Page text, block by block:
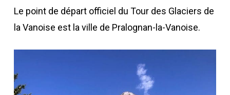
Le point de départ officiel du Tour des Glaciers de
la Vanoise est la ville de Pralognan-la-Vanoise.